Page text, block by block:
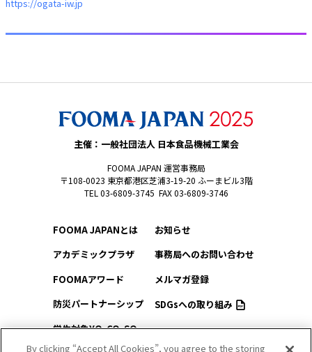
https://ogata-iw.jp
主催：一般社団法人 日本食品機械工業会
FOOMA JAPAN 運営事務局
〒108-0023 東京都港区芝浦3-19-20 ふーまビル3階
TEL 03-6809-3745 FAX 03-6809-3746
FOOMA JAPANとは
アカデミックプラザ
FOOMAアワード
防災パートナーシップ
学生対象YO-CO-SO
（ようこそ）FOOMA
お知らせ
事務局へのお問い合わせ
メルマガ登録
SDGsへの取り組み
By clicking “Accept All Cookies”, you agree to the storing